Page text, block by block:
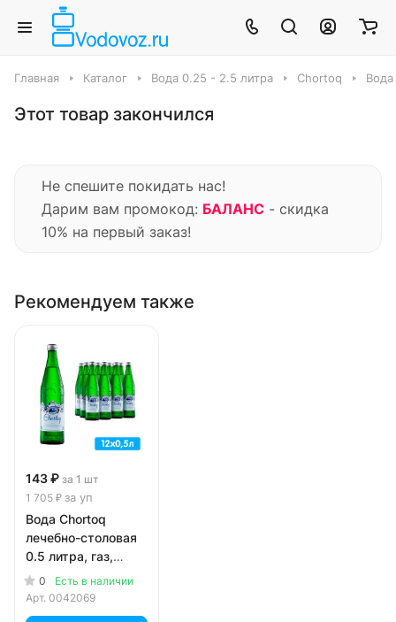
Главная Каталог Вода 0.25 - 2.5 литра Chortoq
Этот товар закончился
Не спешите покидать нас!
Дарим вам промокод: БАЛАНС - скидка
10% на первый заказ!
Рекомендуем также
143 ₽ за 1 шт
1 705 ₽ за уп
Вода Chortoq
лечебно-столовая
0.5 литра, газ,
стекло, 12 шт. в уп.
0
Есть в наличии
Арт. 0042069